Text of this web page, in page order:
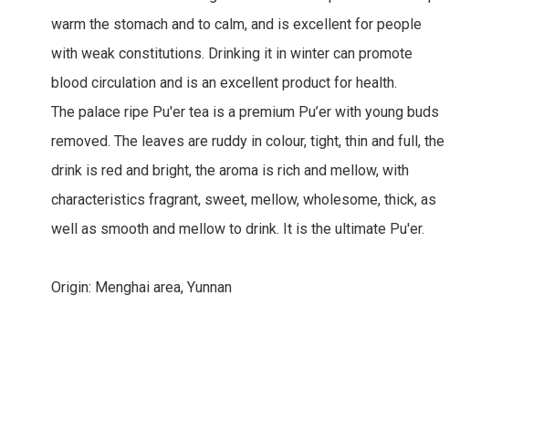
warm the stomach and to calm, and is excellent for people
with weak constitutions. Drinking it in winter can promote
blood circulation and is an excellent product for health.
The palace ripe Pu'er tea is a premium Pu’er with young buds
removed. The leaves are ruddy in colour, tight, thin and full, the
drink is red and bright, the aroma is rich and mellow, with
characteristics fragrant, sweet, mellow, wholesome, thick, as
well as smooth and mellow to drink. It is the ultimate Pu'er.
Origin: Menghai area, Yunnan